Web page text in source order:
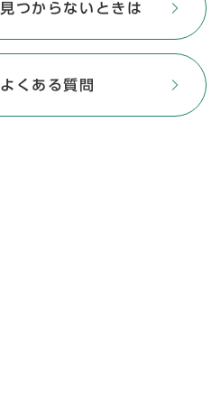
見つからないときは
よくある質問